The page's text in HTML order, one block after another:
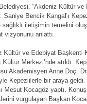
“Akdeniz Kültür
Saniye Bencik Kangal’ı
sağlıklı iletişimin temelini
vizyonunu anlattı.
Kültür ve Edebiyat Başkenti
Kültür Merkezi’nde atıldı.
Akademisyen Anne Doç.
Kepezlilerle bir araya geldi.
Mesut Kocagöz yaptı.
vurgulayan Başkan